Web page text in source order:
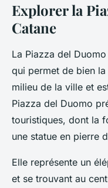
Explorer la
Catane
La Piazza del
qui permet de bien
milieu de la ville et
Piazza del Duomo
touristiques, dont la
une statue en pierre
Elle représente un
et se trouvant au